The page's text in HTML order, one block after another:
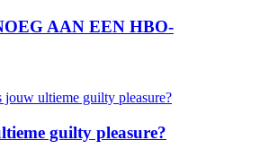
AAN EEN HBO-
guilty pleasure?